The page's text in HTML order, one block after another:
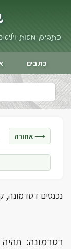
כתבים מאת
כתבים
⟶ אחורה
נכנסים דסדמונה,
דסדמונה: תהיה